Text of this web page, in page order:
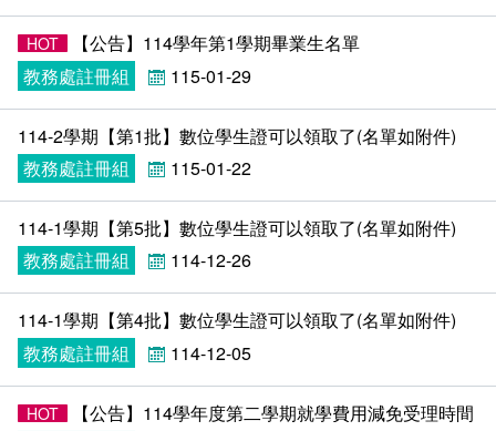
就學費用減免申請
選系申請
學分抵免及減修申請
在學
成績查詢
學生行事曆
數位學生證換發
校訊電子報
畢業
畢業申請
畢業學分配置
專業基礎必修課程
HOT
【公告】114學年第1學期畢業生名單
教務處註冊組
115-01-29
114-2學期【第1批】數位學生證可以領取了(名單如附件)​
教務處註冊組
115-01-22
114-1學期【第5批】數位學生證可以領取了(名單如附件)​
教務處註冊組
114-12-26
114-1學期【第4批】數位學生證可以領取了(名單如附件)​
教務處註冊組
114-12-05
HOT
【公告】114學年度第二學期就學費用減免受理時間